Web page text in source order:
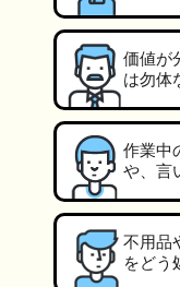
価値が
は勿体
作業中
や、言
不用品
をどう